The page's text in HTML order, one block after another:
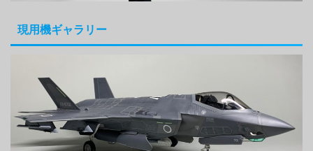
現用機ギャラリー